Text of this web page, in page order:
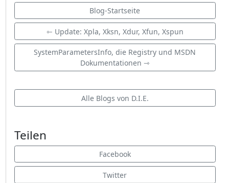
Blog-Startseite
⇽ Update: Xpla, Xksn, Xdur, Xfun, Xspun
SystemParametersInfo, die Registry und MSDN
Dokumentationen ⇾
Alle Blogs von D.I.E.
Teilen
Facebook
Twitter